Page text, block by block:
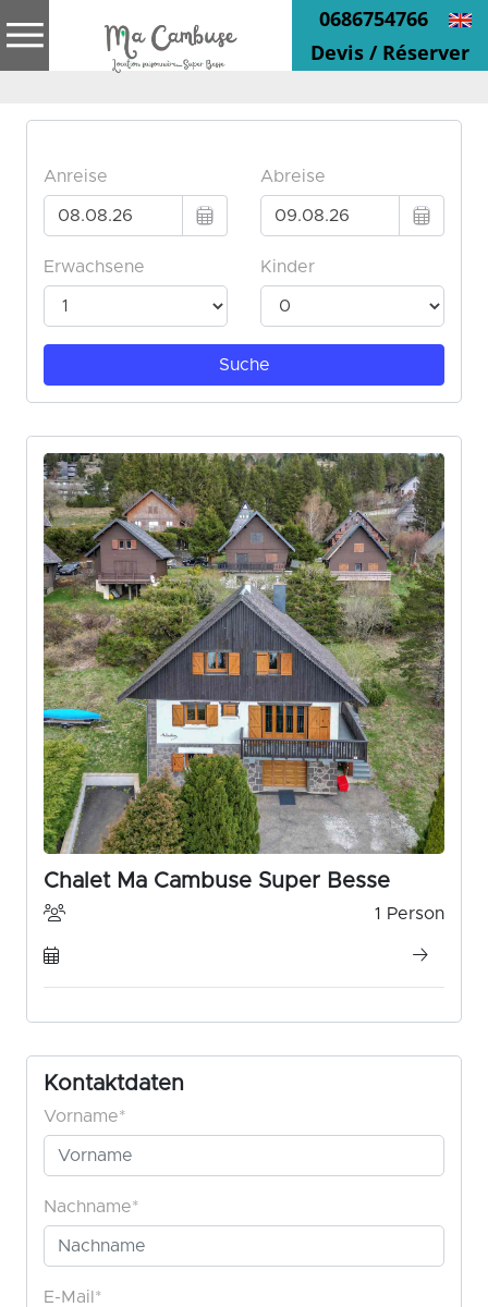
0686754766
Devis / Réserver